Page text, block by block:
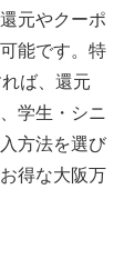
元やクーポ
能です。特
ば、還元
学生・シニ
方法を選び
得な大阪万